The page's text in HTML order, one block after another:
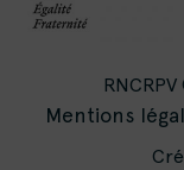
Mentions